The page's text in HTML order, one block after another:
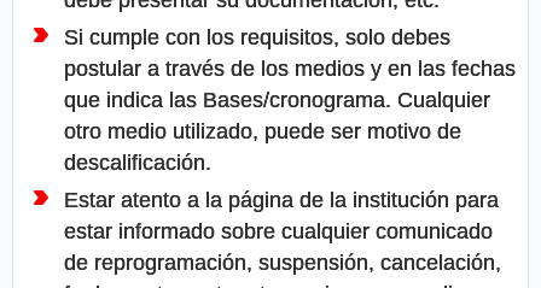
Si cumple con los requisitos, solo debes
postular a través de los medios y en las fechas
que indica las Bases/cronograma. Cualquier
otro medio utilizado, puede ser motivo de
descalificación.
Estar atento a la página de la institución para
estar informado sobre cualquier comunicado
de reprogramación, suspensión, cancelación,